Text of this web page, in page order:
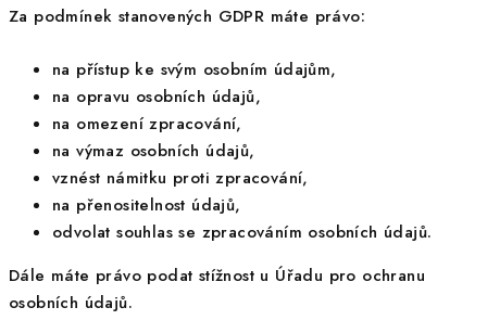
Za podmínek stanovených GDPR máte právo:
na přístup ke svým osobním údajům,
na opravu osobních údajů,
na omezení zpracování,
na výmaz osobních údajů,
vznést námitku proti zpracování,
na přenositelnost údajů,
odvolat souhlas se zpracováním osobních údajů.
Dále máte právo podat stížnost u Úřadu pro ochranu
osobních údajů.